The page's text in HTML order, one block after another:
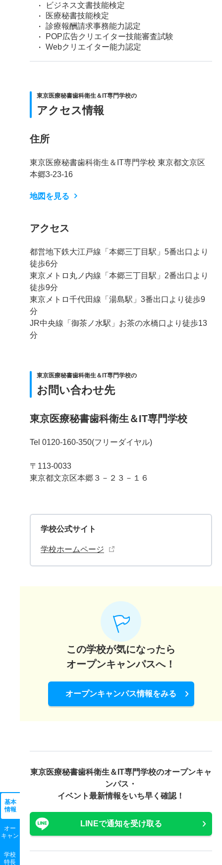
基本
情報
オー
キャン
学校
特長
ビジネス文書技能検定
医療秘書技能検定
診療報酬請求事務能力認定
POP広告クリエイター技能審査試験
Webクリエイター能力認定
東京医療秘書歯科衛生＆IT専門学校の
アクセス情報
住所
東京医療秘書歯科衛生＆IT専門学校 東京都文京区
本郷3-23-16
地図を見る
アクセス
都営地下鉄大江戸線「本郷三丁目駅」5番出口より
徒歩6分
東京メトロ丸ノ内線「本郷三丁目駅」2番出口より
徒歩9分
東京メトロ千代田線「湯島駅」3番出口より徒歩9
分
JR中央線「御茶ノ水駅」お茶の水橋口より徒歩13
分
東京医療秘書歯科衛生＆IT専門学校の
お問い合わせ先
東京医療秘書歯科衛生＆IT専門学校
Tel 0120-160-350(フリーダイヤル)
〒113-0033
東京都文京区本郷３－２３－１６
学校公式サイト
学校ホームページ
この学校が気になったら
オープンキャンパスへ！
オープンキャンパス情報をみる
東京医療秘書歯科衛生＆IT専門学校のオープンキャ
ンパス・
イベント最新情報をいち早く確認！
LINEで通知を受け取る